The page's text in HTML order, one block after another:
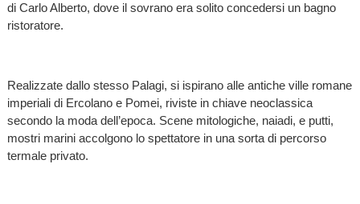
di Carlo Alberto, dove il sovrano era solito concedersi un bagno
ristoratore.
Realizzate dallo stesso Palagi, si ispirano alle antiche ville romane
imperiali di Ercolano e Pomei, riviste in chiave neoclassica
secondo la moda dell’epoca. Scene mitologiche, naiadi, e putti,
mostri marini accolgono lo spettatore in una sorta di percorso
termale privato.